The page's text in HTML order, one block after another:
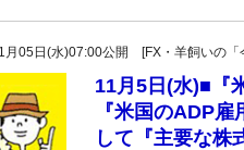
月05日(水)07:00公開 [FX・羊飼いの「
11月5日(水)■『
『米国のADP
して『主要な株